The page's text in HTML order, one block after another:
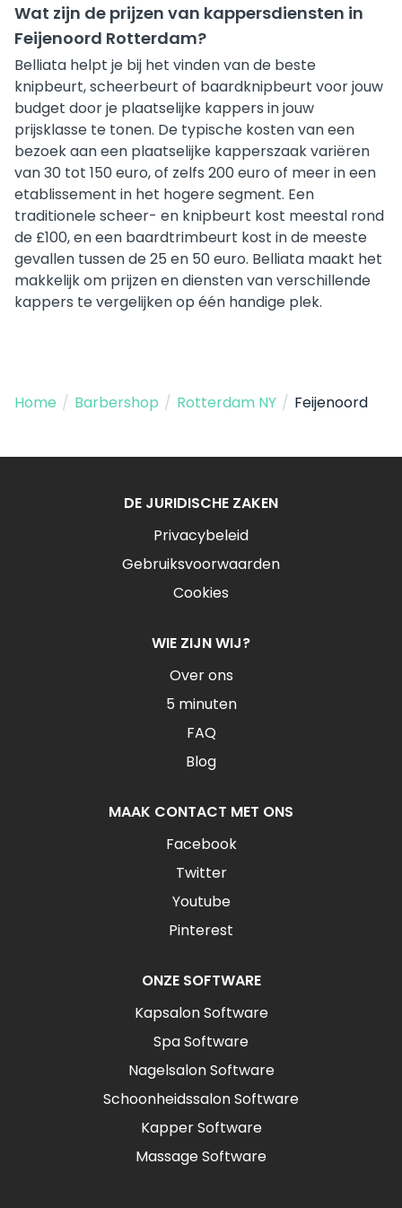
Wat zijn de prijzen van kappersdiensten in
Feijenoord Rotterdam?
Belliata helpt je bij het vinden van de beste
knipbeurt, scheerbeurt of baardknipbeurt voor jouw
budget door je plaatselijke kappers in jouw
prijsklasse te tonen. De typische kosten van een
bezoek aan een plaatselijke kapperszaak variëren
van 30 tot 150 euro, of zelfs 200 euro of meer in een
etablissement in het hogere segment. Een
traditionele scheer- en knipbeurt kost meestal rond
de £100, en een baardtrimbeurt kost in de meeste
gevallen tussen de 25 en 50 euro. Belliata maakt het
makkelijk om prijzen en diensten van verschillende
kappers te vergelijken op één handige plek.
Home / Barbershop / Rotterdam NY / Feijenoord
DE JURIDISCHE ZAKEN
Privacybeleid
Gebruiksvoorwaarden
Cookies
WIE ZIJN WIJ?
Over ons
5 minuten
FAQ
Blog
MAAK CONTACT MET ONS
Facebook
Twitter
Youtube
Pinterest
ONZE SOFTWARE
Kapsalon Software
Spa Software
Nagelsalon Software
Schoonheidssalon Software
Kapper Software
Massage Software